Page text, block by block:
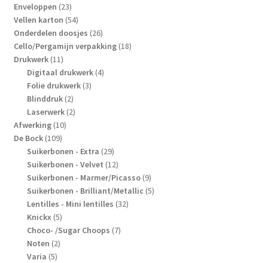
producten
Enveloppen 2323
producten
Vellen karton 5454
producten
Onderdelen doosjes 2626
producten
Cello/Pergamijn verpakking 1818
Drukwerk 1111
producten
Digitaal drukwerk 44
Folie drukwerk 33
Blinddruk 22
producten
Laserwerk 22
Afwerking 1010
De Bock 109109
producten
Suikerbonen - Extra 2929
producten
Suikerbonen - Velvet 1212
producten
Suikerbonen - Marmer/Picasso 99
producten
Suikerbonen - Brilliant/Metallic 55
Lentilles - Mini lentilles 3232
Knickx 55
producten
Choco- /Sugar Choops 77
Noten 22
Varia 55